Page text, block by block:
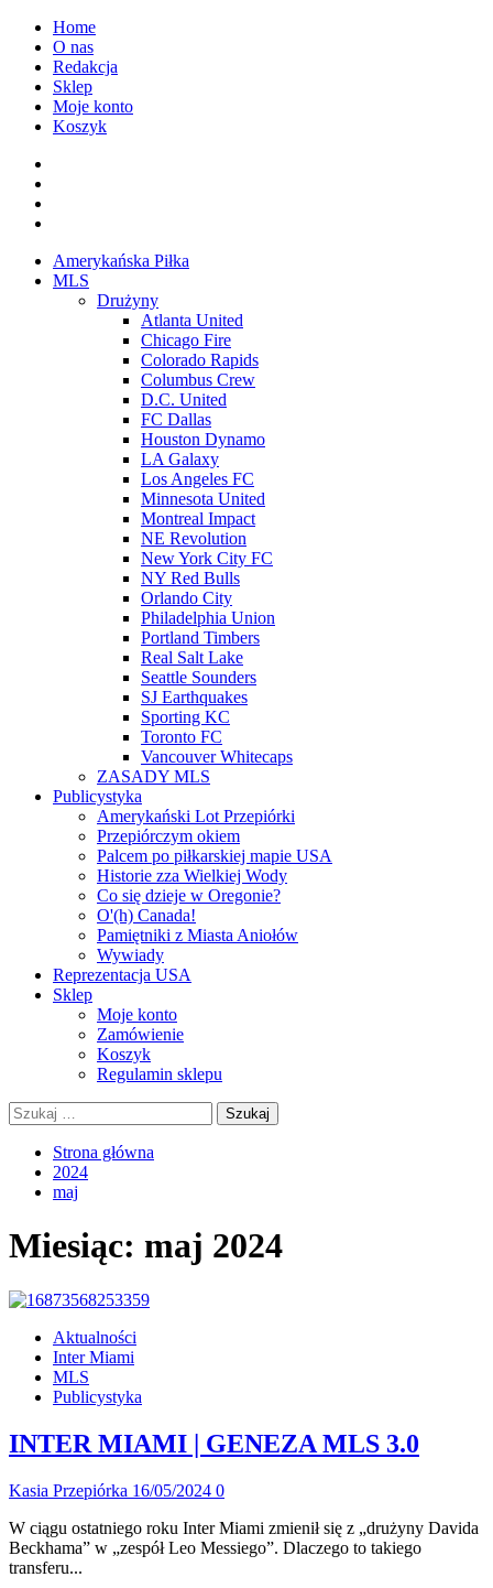
Przejdź
treści
Home
O nas
Redakcja
Sklep
Moje konto
Koszyk
Menu
główne
Amerykańska Piłka
MLS
Drużyny
Atlanta United
Chicago Fire
Colorado Rapids
Columbus Crew
D.C. United
FC Dallas
Houston Dynamo
LA Galaxy
Los Angeles FC
Minnesota United
Montreal Impact
NE Revolution
New York City FC
NY Red Bulls
Orlando City
Philadelphia Union
Portland Timbers
Real Salt Lake
Seattle Sounders
SJ Earthquakes
Sporting KC
Toronto FC
Vancouver Whitecaps
ZASADY MLS
Publicystyka
Amerykański Lot Przepiórki
Przepiórczym okiem
Palcem po piłkarskiej mapie USA
Historie zza Wielkiej Wody
Co się dzieje w Oregonie?
O'(h) Canada!
Pamiętniki z Miasta Aniołów
Wywiady
Reprezentacja USA
Sklep
Moje konto
Zamówienie
Koszyk
Regulamin sklepu
Szukaj:
Strona główna
2024
maj
Miesiąc: maj 2024
Aktualności
Inter Miami
MLS
Publicystyka
INTER MIAMI | GENEZA MLS 3.0
Kasia Przepiórka 16/05/2024 0
W ciągu ostatniego roku Inter Miami zmienił się z „drużyny Davida
Beckhama” w „zespół Leo Messiego”. Dlaczego to takiego
transferu...